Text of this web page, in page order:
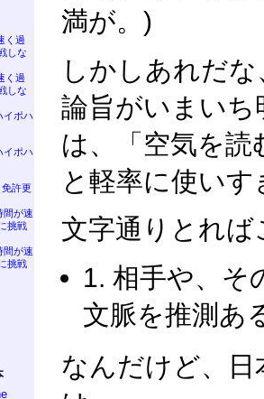
く過
しな
く過
しな
イポハ
イポハ
許更
間が速
挑戦
間が速
挑戦
満が。)
しかしあれだな
論旨がいまい
は、「空気を
と軽率に使い
文字通りとれば
1. 相手や、そ
文脈を推測あ
なんだけど、日